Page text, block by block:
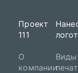
Проект
111
О
компании
Виды